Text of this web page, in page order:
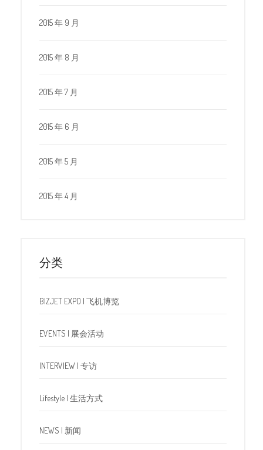
2015 年 9 月
2015 年 8 月
2015 年 7 月
2015 年 6 月
2015 年 5 月
2015 年 4 月
分类
BIZJET EXPO | 飞机博览
EVENTS | 展会活动
INTERVIEW | 专访
Lifestyle | 生活方式
NEWS | 新闻